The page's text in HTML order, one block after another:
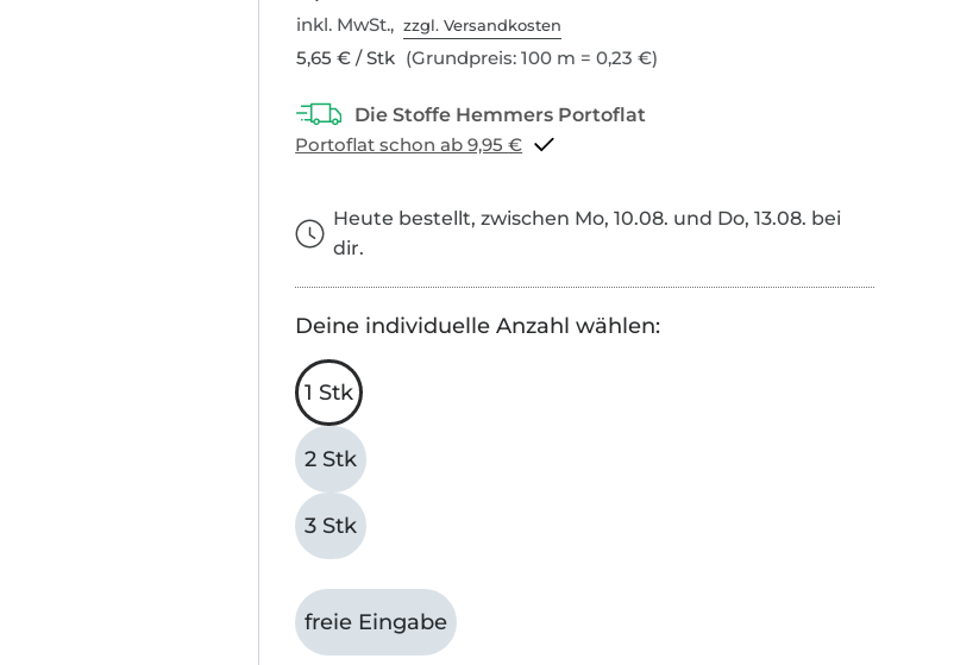
inkl. MwSt.,zzgl. Versandkosten
5,65 € / Stk (Grundpreis: 100 m = 0,23 €)
Portoflat schon ab 9,95 €
Heute bestellt, zwischen Mo, 10.08. und Do, 13.08. bei
dir.
Deine individuelle Anzahl wählen:
1 Stk
2 Stk
3 Stk
freie Eingabe